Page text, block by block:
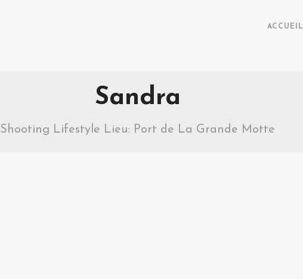
ACCUEIL
Sandra
Shooting Lifestyle Lieu: Port de La Grande Motte